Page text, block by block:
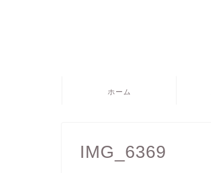
ホーム
IMG_6369